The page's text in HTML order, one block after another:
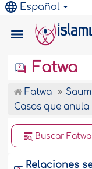
Español
Fatwa
Fatwa
Casos que anula
Buscar Fatwa
Relaciones